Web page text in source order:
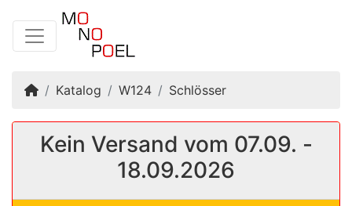
Startseite
Katalog W124 Schlösser
Kein Versand vom 07.09. -
18.09.2026